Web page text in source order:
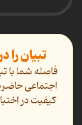
تبیان
فاصله شما با
اجتماعی
کیفیت در